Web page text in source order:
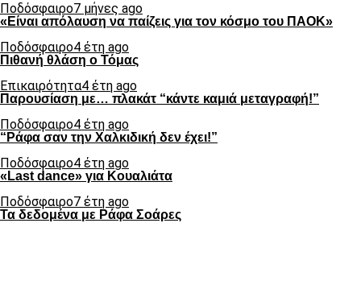
Ποδόσφαιρο7 μήνες ago
«Είναι απόλαυση να παίζεις για τον κόσμο του ΠΑΟΚ»
Ποδόσφαιρο4 έτη ago
Πιθανή θλάση ο Τόμας
Επικαιρότητα4 έτη ago
Παρουσίαση με… πλακάτ “κάντε καμιά μεταγραφή!”
Ποδόσφαιρο4 έτη ago
“Ράφα σαν την Χαλκιδική δεν έχει!”
Ποδόσφαιρο4 έτη ago
«Last dance» για Κουαλιάτα
Ποδόσφαιρο7 έτη ago
Τα δεδομένα με Ράφα Σοάρες